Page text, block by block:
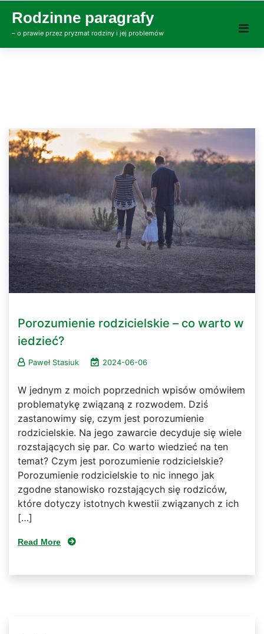
content
Rodzinne paragrafy
– o prawie przez pryzmat rodziny i jej problemów
Porozumienie rodzicielskie – co warto w
iedzieć?
Paweł Stasiuk 2024-06-06
W jednym z moich poprzednich wpisów omówiłem
problematykę związaną z rozwodem. Dziś
zastanowimy się, czym jest porozumienie
rodzicielskie. Na jego zawarcie decyduje się wiele
rozstających się par. Co warto wiedzieć na ten
temat? Czym jest porozumienie rodzicielskie?
Porozumienie rodzicielskie to nic innego jak
zgodne stanowisko rozstających się rodziców,
które dotyczy istotnych kwestii związanych z ich
[…]
Read More